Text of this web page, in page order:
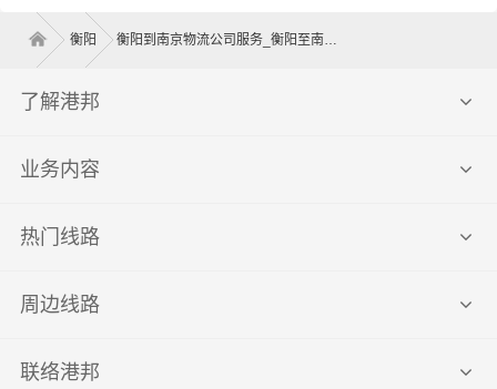
衡阳 衡阳到南京物流公司服务_衡阳至南京物流专线高效、安全、可靠的运输
了解港邦
业务内容
热门线路
周边线路
联络港邦